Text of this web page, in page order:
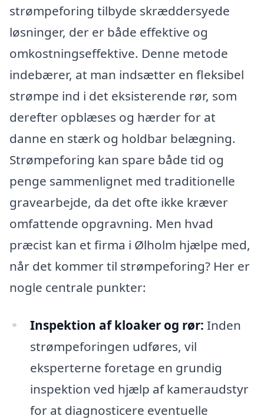
strømpeforing tilbyde skræddersyede
løsninger, der er både effektive og
omkostningseffektive. Denne metode
indebærer, at man indsætter en fleksibel
strømpe ind i det eksisterende rør, som
derefter opblæses og hærder for at
danne en stærk og holdbar belægning.
Strømpeforing kan spare både tid og
penge sammenlignet med traditionelle
gravearbejde, da det ofte ikke kræver
omfattende opgravning. Men hvad
præcist kan et firma i Ølholm hjælpe med,
når det kommer til strømpeforing? Her er
nogle centrale punkter:
Inspektion af kloaker og rør: Inden
strømpeforingen udføres, vil
eksperterne foretage en grundig
inspektion ved hjælp af kameraudstyr
for at diagnosticere eventuelle